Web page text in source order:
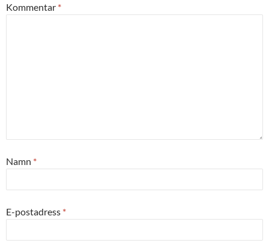
Kommentar *
Namn *
E-postadress *